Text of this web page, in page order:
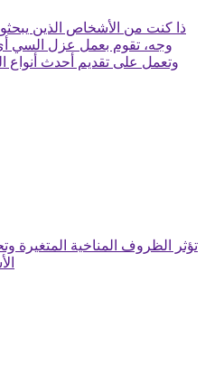
ذا كنت من الأشخاص الذين
وجه، تقوم بعمل عزل السي أي
وتعمل على تقديم أحدث أنواع
تؤثر الظروف المناخية المتغيرة